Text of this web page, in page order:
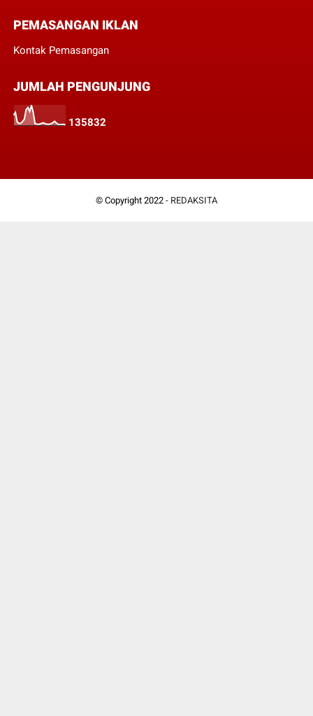
PEMASANGAN IKLAN
Kontak Pemasangan
JUMLAH PENGUNJUNG
135832
© Copyright 2022 - REDAKSITA